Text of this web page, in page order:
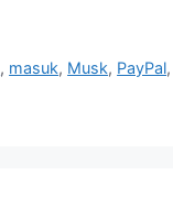
, masuk, Musk, PayPal,